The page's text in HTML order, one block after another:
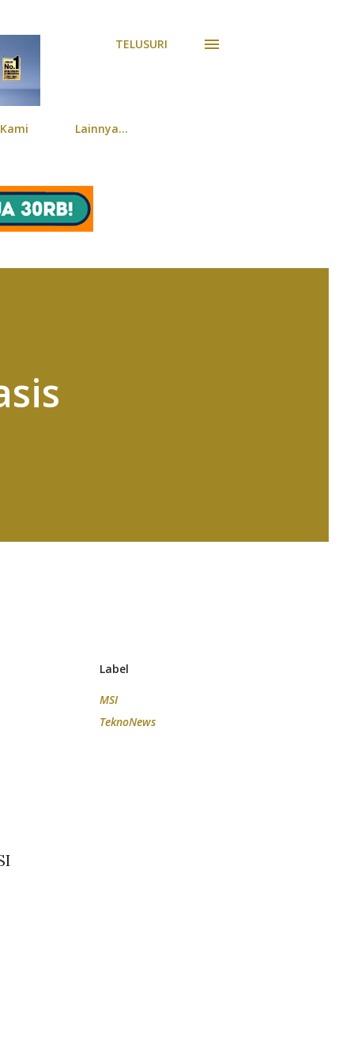
TELUSURI
Lainnya…
Label
MSI
TeknoNews